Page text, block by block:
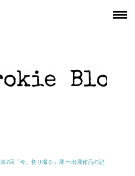
第7回「今。切り撮る」展 〜出展作品の記